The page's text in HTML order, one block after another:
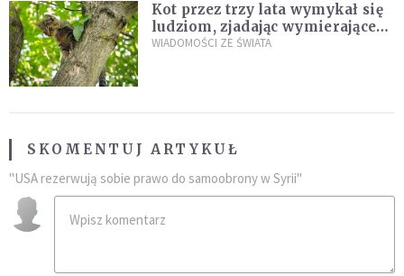
Kot przez trzy lata wymykał się
ludziom, zjadając wymierające
kaczki. W końcu popełnił
WIADOMOŚCI ZE ŚWIATA
SKOMENTUJ ARTYKUŁ
"USA rezerwują sobie prawo do samoobrony w Syrii"